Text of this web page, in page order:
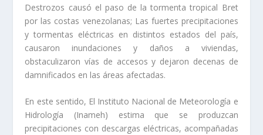
Destrozos causó el paso de la tormenta tropical Bret
por las costas venezolanas; Las fuertes precipitaciones
y tormentas eléctricas en distintos estados del país,
causaron inundaciones y daños a viviendas,
obstaculizaron vías de accesos y dejaron decenas de
damnificados en las áreas afectadas.
En este sentido, El Instituto Nacional de Meteorología e
Hidrología (Inameh) estima que se produzcan
precipitaciones con descargas eléctricas, acompañadas